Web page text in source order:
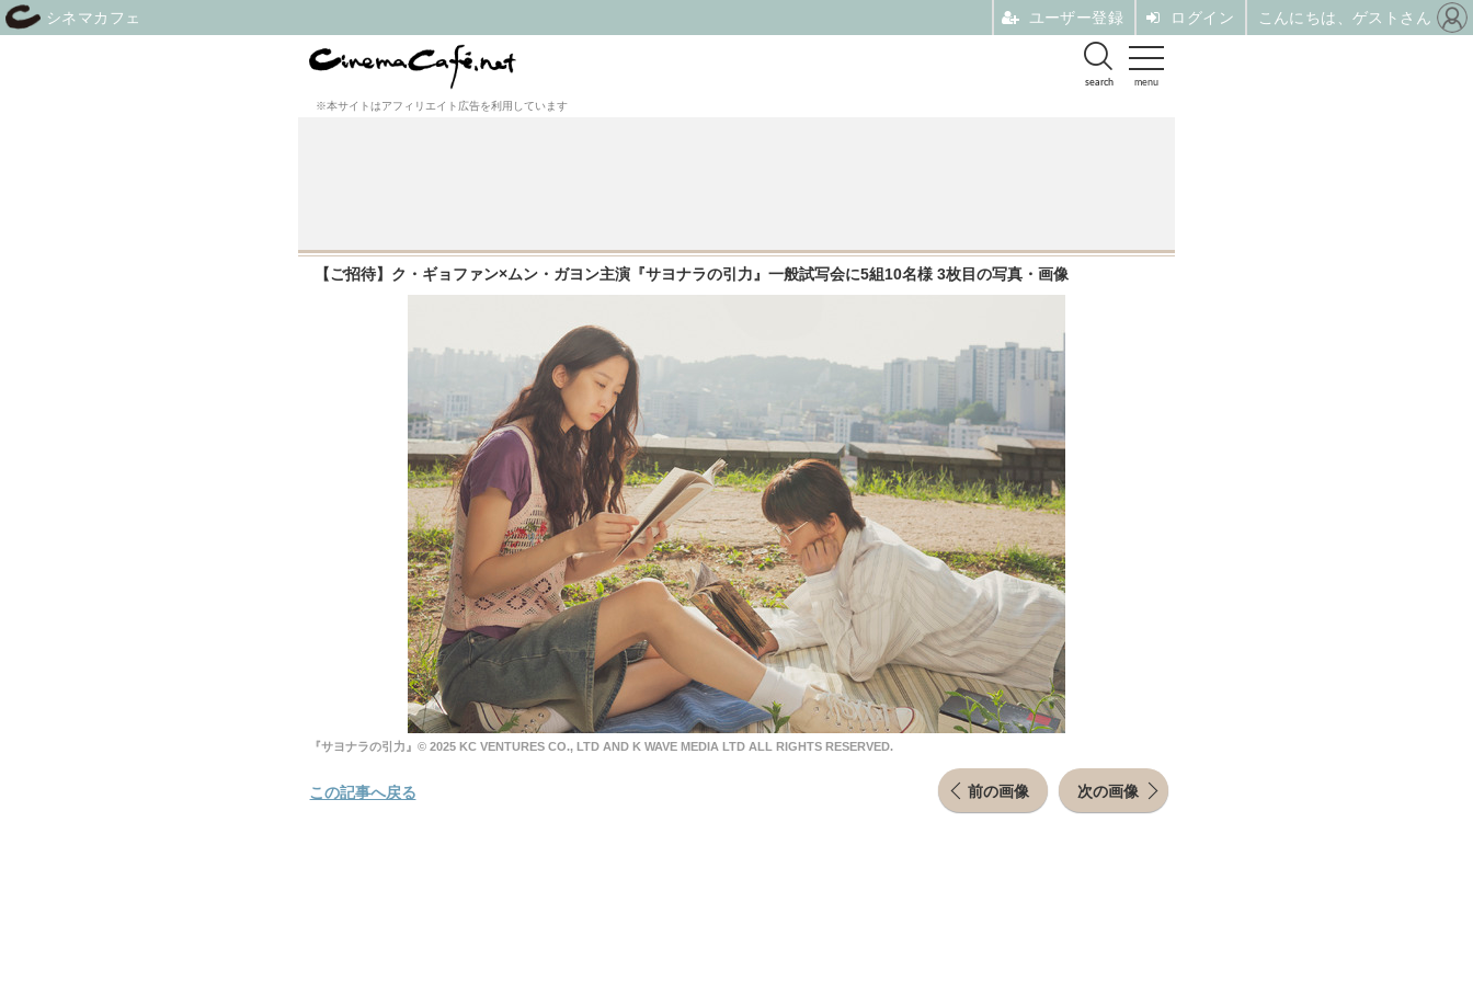
menu
search
※本サイトはアフィリエイト広告を利用しています
【ご招待】ク・ギョファン×ムン・ガヨン主演『サヨナラの引力』一般試写会に5組10名様 3枚目の写真・画像
『サヨナラの引力』© 2025 KC VENTURES CO., LTD AND K WAVE MEDIA LTD ALL RIGHTS RESERVED.
前の画像 次の画像
この記事へ戻る
シネマカフェ ユーザー登録 ログイン こんにちは、ゲストさん